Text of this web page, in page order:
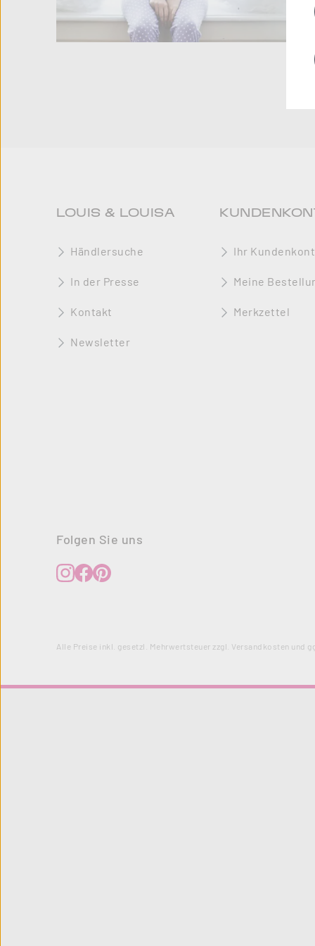
LOUIS & LOUISA
Händlersuche
In der Presse
Kontakt
Newsletter
Ihr
Meine
Merkzettel
Folgen Sie uns
Alle Preise inkl. gesetzl. Mehrwertsteuer zzgl. Versandkosten und